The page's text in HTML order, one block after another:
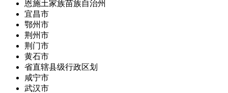
恩施土家族苗族自治州
宜昌市
鄂州市
荆州市
荆门市
黄石市
省直辖县级行政区划
咸宁市
武汉市